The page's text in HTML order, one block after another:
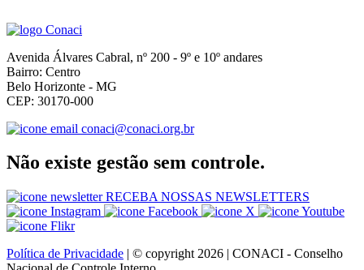
Avenida Álvares Cabral, nº 200 - 9º e 10º andares
Bairro: Centro
Belo Horizonte - MG
CEP: 30170-000
conaci@conaci.org.br
Não existe gestão sem controle.
RECEBA NOSSAS NEWSLETTERS
Política de Privacidade | © copyright 2026 | CONACI - Conselho